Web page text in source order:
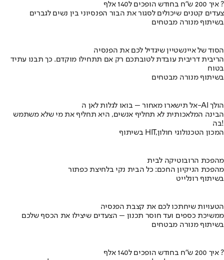
איך 200 ש"ח בחודש הופכים ל140 אלף ?
צעדים קטנים שיכולים לסגור את הבור הפנסיוני בין נשים לגברים
בשיתוף מנורה מבטחים
הסוד של איינשטיין שיגדיל לכם את הפנסיה
הריבית דריבית עובדת לטובתכם רק אם תתחילו מוקדם. כך תבנו עתיד
בטוח
בשיתוף מנורה מבטחים
אל תישארו מאחור – בואו לגלות לאן ה-AI הולך
הבינה המלאכותית לא תחליף אנשים, היא תחליף את מי שלא משתמש
בה!
בשיתוף HIT,המכון הטכנולוגי חולון
מהפכת הרובוטיקה לבית
מהפכת הניקיון החכם: כל הבית נקי בלחיצת כפתור
בשיתוף רונלייט
הטעויות שיחתכו לכם את קצבת הפנסיה
ממשיכת כספים ועד חוסר תכנון – הצעדים שיצילו את הכסף שלכם
בשיתוף מנורה מבטחים
איך 200 ש"ח בחודש הופכים ל140 אלף ?